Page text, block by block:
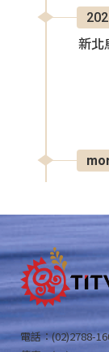
新北
電話：(02)2788-